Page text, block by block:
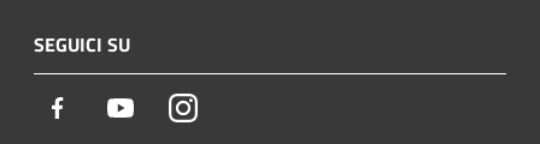
SEGUICI SU
Facebook YoutubeInstagram